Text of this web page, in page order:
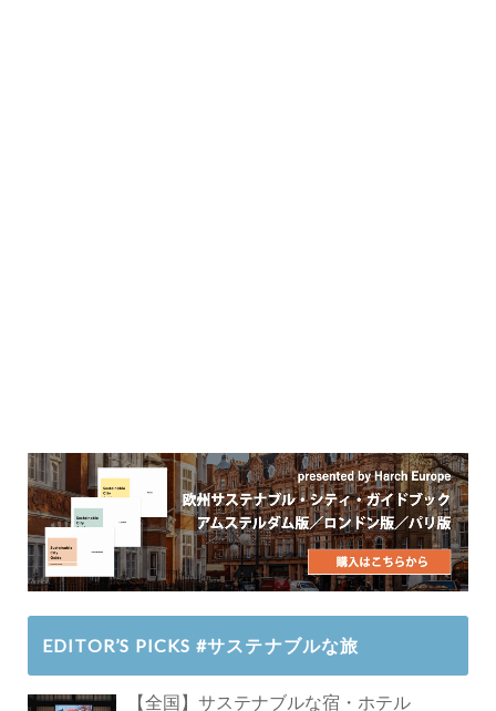
EDITOR’S PICKS #サステナブルな旅
【全国】サステナブルな宿・ホテル